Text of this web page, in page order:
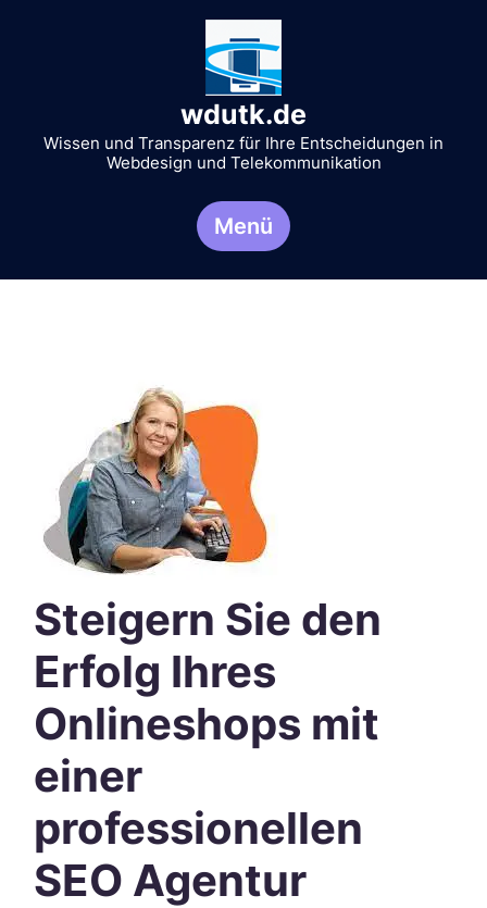
wdutk.de
Wissen und Transparenz für Ihre Entscheidungen in
Webdesign und Telekommunikation
Menü
Steigern Sie den
Erfolg Ihres
Onlineshops mit
einer
professionellen
SEO Agentur